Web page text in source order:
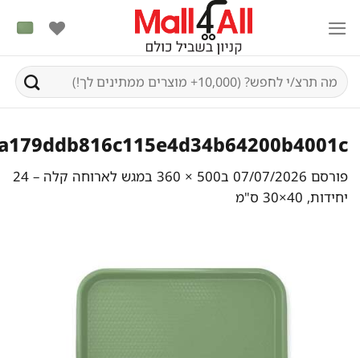
07/07/2026ב500 × 360 ב
מגש לארוחה קלה – 24
40×30 ס"מ